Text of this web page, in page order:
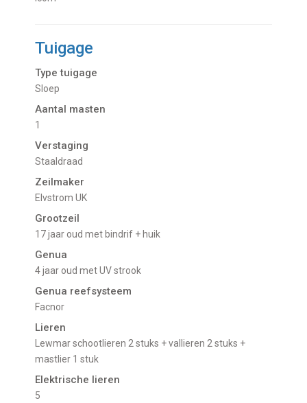
Tuigage
Type tuigage
Sloep
Aantal masten
1
Verstaging
Staaldraad
Zeilmaker
Elvstrom UK
Grootzeil
17 jaar oud met bindrif + huik
Genua
4 jaar oud met UV strook
Genua reefsysteem
Facnor
Lieren
Lewmar schootlieren 2 stuks + vallieren 2 stuks +
mastlier 1 stuk
Elektrische lieren
5